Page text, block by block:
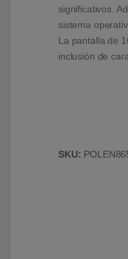
significativos.
sistema
La pantalla de
inclusión de
SKU: